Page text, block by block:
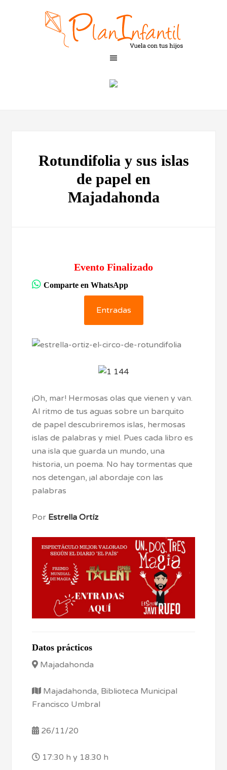
Rotundifolia y sus islas
de papel en
Majadahonda
Evento Finalizado
Comparte en WhatsApp
Entradas
¡Oh, mar! Hermosas olas que vienen y van.
Al ritmo de tus aguas sobre un barquito
de papel descubriremos islas, hermosas
islas de palabras y miel. Pues cada libro es
una isla que guarda un mundo, una
historia, un poema. No hay tormentas que
nos detengan, ¡al abordaje con las
palabras
Por Estrella Ortíz
Datos prácticos
Majadahonda
Majadahonda, Biblioteca Municipal
Francisco Umbral
26/11/20
17:30 h y 18.30 h